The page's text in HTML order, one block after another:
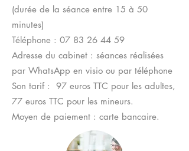
(durée de la séance entre 15 à 50
minutes)
Téléphone : 07 83 26 44 59
Adresse du cabinet : séances réalisées
par WhatsApp en visio ou par téléphone
Son tarif : 97 euros TTC pour les adultes,
77 euros TTC pour les mineurs.
Moyen de paiement : carte bancaire.